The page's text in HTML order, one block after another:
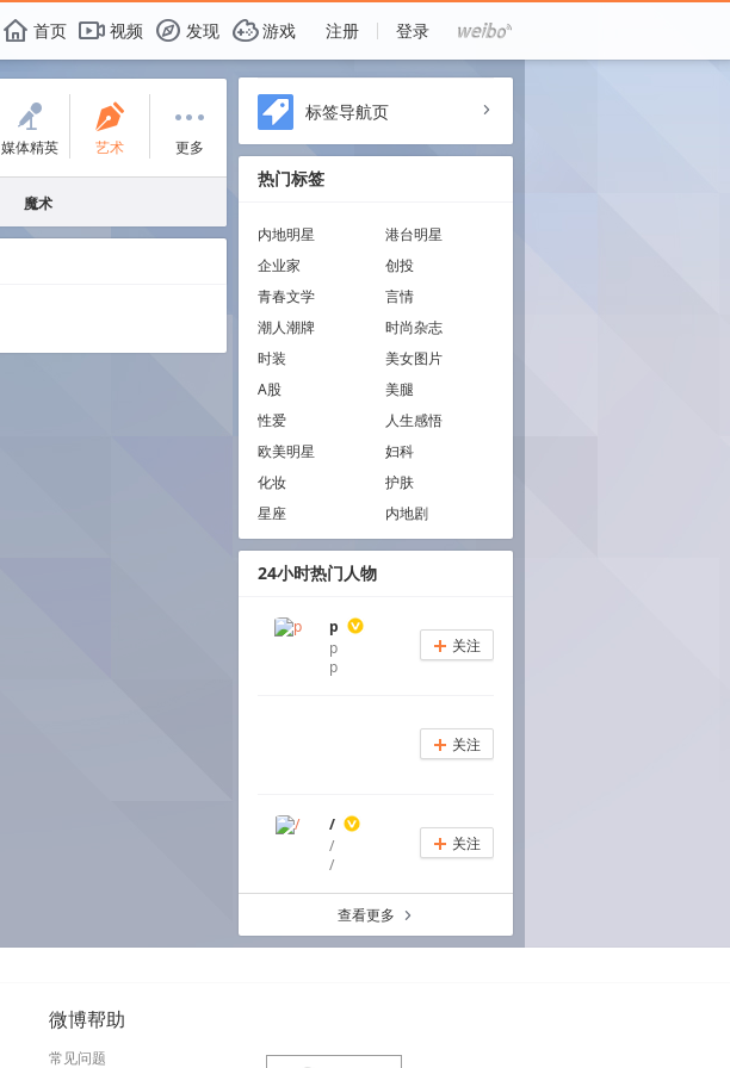
E 首页  视频 F 发现 G游戏 注册 登录
-
媒体精英
X
艺术
i
更多
魔术
标签导航页 a
热门标签
内地明星
港台明星
企业家
创投
青春文学
言情
潮人潮牌
时尚杂志
时装
美女图片
A股
美腿
性爱
人生感悟
欧美明星
妇科
化妆
护肤
星座
内地剧
24小时热门人物
p
p
p
+ 关注
+ 关注
/
/
/
+ 关注
查看更多 a
微博帮助
常见问题